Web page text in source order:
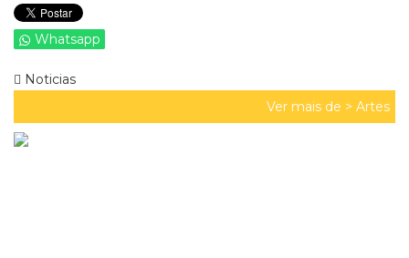
Whatsapp
Noticias
Ver mais de > Artes